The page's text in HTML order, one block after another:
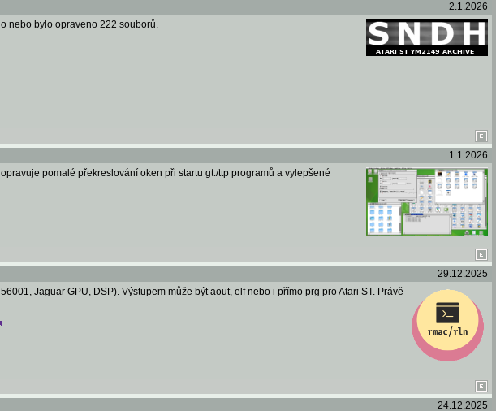
2.1.2026
nebo bylo opraveno 222 souborů.
1.1.2026
pomalé překreslování oken při startu gt./ttp programů a vylepšené
29.12.2025
Jaguar GPU, DSP). Výstupem může být aout, elf nebo i přímo prg pro Atari ST. Právě
.
24.12.2025